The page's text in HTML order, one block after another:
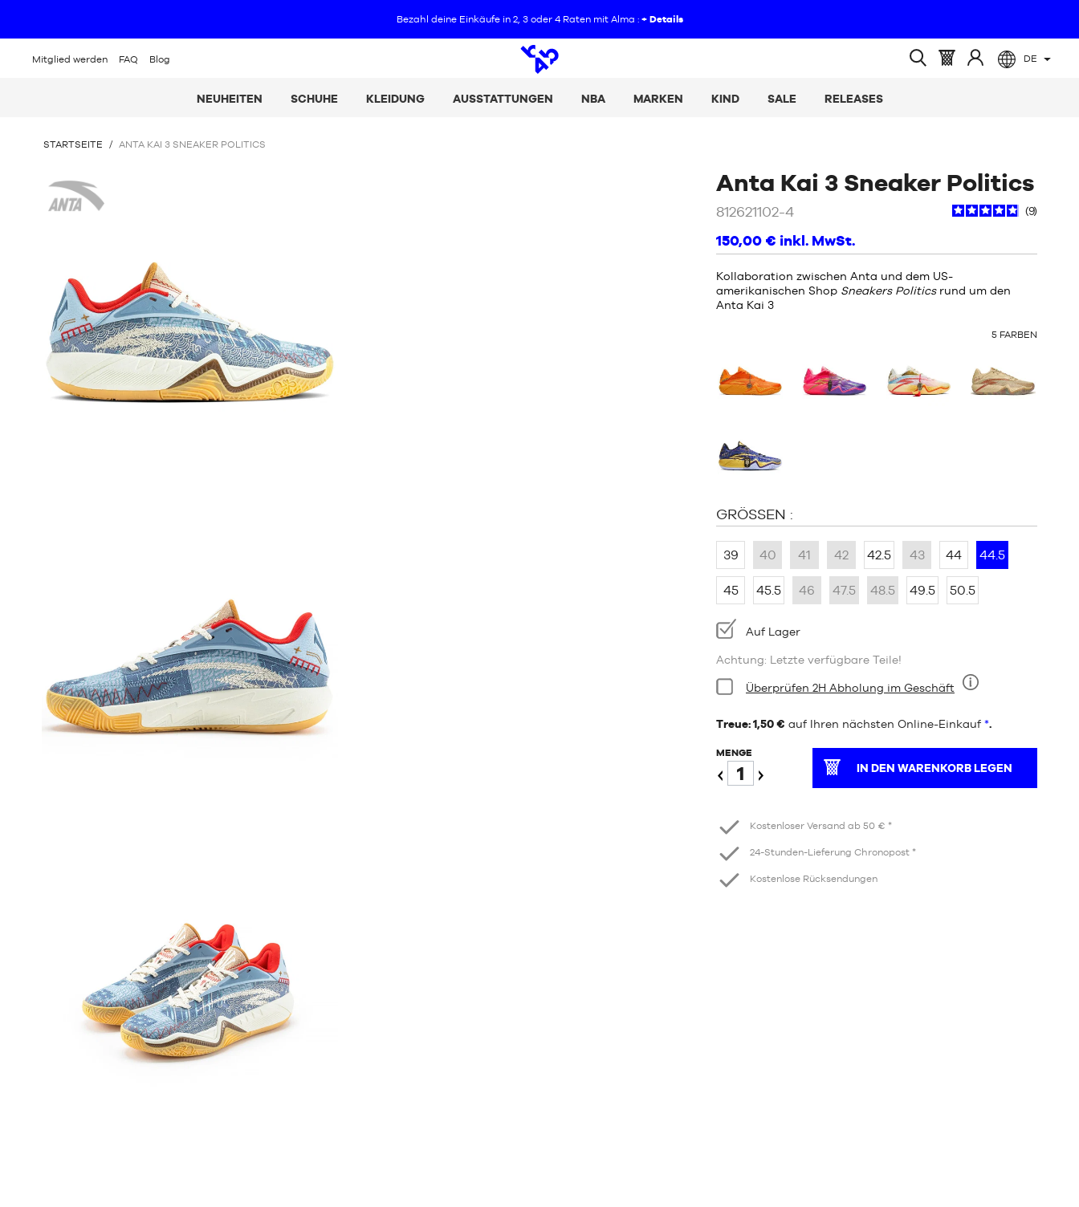
Bezahl deine Einkäufe in 2, 3 oder 4 Raten mit Alma : + Details
Mitglied werden FAQ Blog DE
NEUHEITEN SCHUHE KLEIDUNG AUSSTATTUNGEN NBA MARKEN KIND SALE RELEASES
SIE
HIER:
STARTSEITE / ANTA KAI 3 SNEAKER POLITICS
Anta Kai 3 Sneaker Politics/
812621102-4 9
150,00 € inkl. MwSt.
Kollaboration zwischen Anta und dem US-
amerikanischen Shop Sneakers Politicsrund um den
Anta Kai 3
OTHER
5 FARBEN
GRÖSSEN :
39 40 41 42 42.5 43 44 44.5
45 45.5 46 47.5 48.5 49.5 50.5
Verfügbarkeit:
Auf Lager
Achtung: Letzte verfügbare Teile!
Bedingung:
Neun
Überprüfen 2H Abholung im Geschäft
Treue: 1,50 € auf Ihren nächsten Online-Einkauf *.
MENGE
IN DEN WARENKORB LEGEN
Kostenloser Versand ab 50 € *
24-Stunden-Lieferung Chronopost *
Kostenlose Rücksendungen